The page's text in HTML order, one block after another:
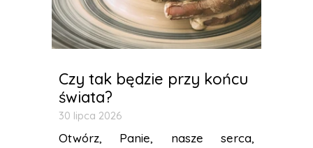
Czy tak będzie przy końcu
świata?
30 lipca 2026
Otwórz, Panie, nasze serca,